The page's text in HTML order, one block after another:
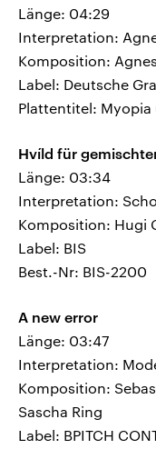
Länge: 04:29
Interpretation:
Komposition:
Label: Deutsche
Plattentitel: Myopia
Hvíld für
Länge: 03:34
Interpretation:
Komposition: Hugi
Label: BIS
Best.-Nr: BIS-2200
A new error
Länge: 03:47
Interpretation:
Komposition:
Sascha Ring
Label: BPITCH